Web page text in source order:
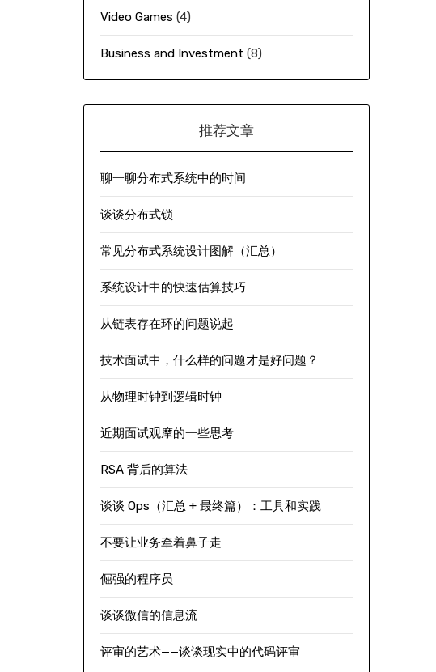
Video Games (4)
Business and Investment (8)
推荐文章
聊一聊分布式系统中的时间
谈谈分布式锁
常见分布式系统设计图解（汇总）
系统设计中的快速估算技巧
从链表存在环的问题说起
技术面试中，什么样的问题才是好问题？
从物理时钟到逻辑时钟
近期面试观摩的一些思考
RSA 背后的算法
谈谈 Ops（汇总 + 最终篇）：工具和实践
不要让业务牵着鼻子走
倔强的程序员
谈谈微信的信息流
评审的艺术——谈谈现实中的代码评审